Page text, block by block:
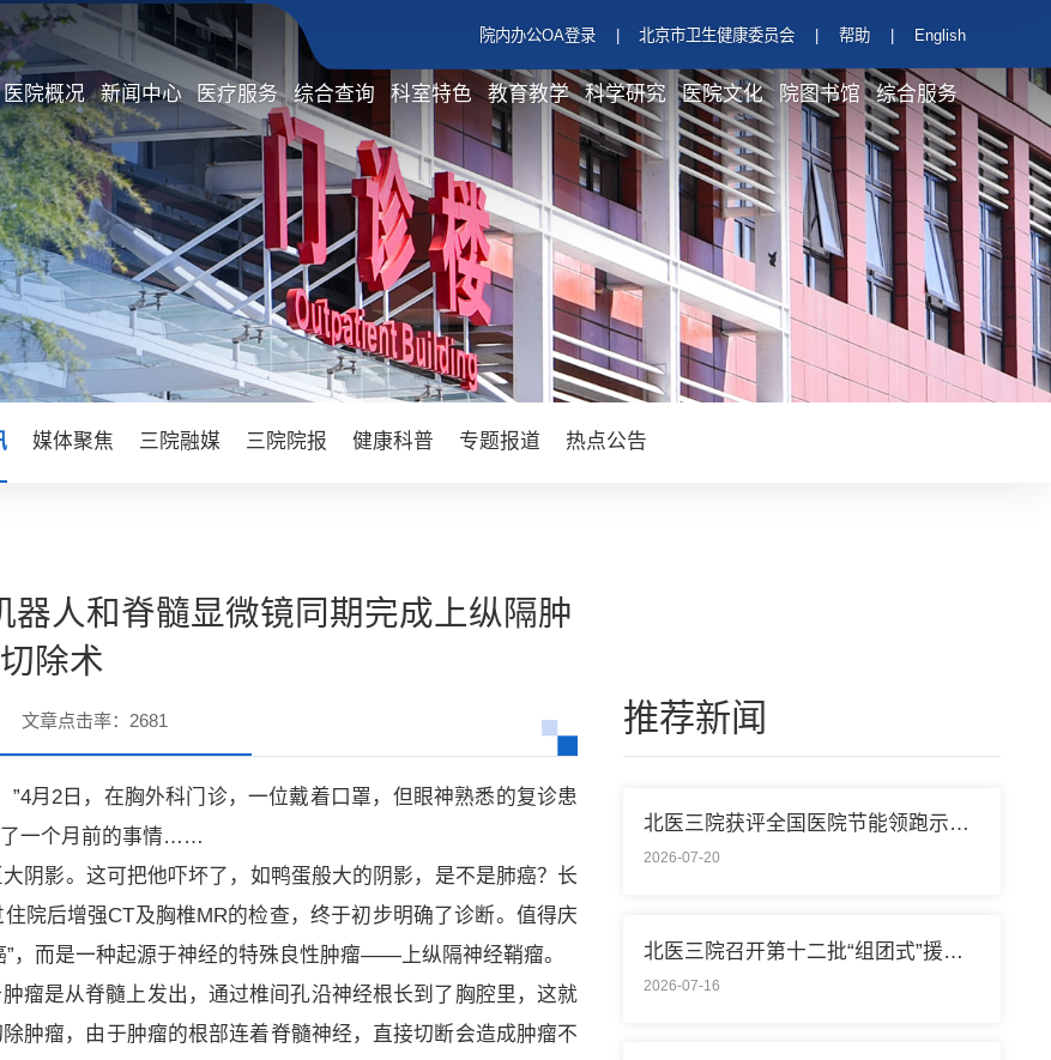
院内办公OA登录 北京市卫生健康委员会 帮助 English
医院概况 新闻中心 医疗服务 综合查询 科室特色 教育教学 科学研究 医院文化 院图书馆 综合服务
媒体聚焦 三院融媒 三院院报 健康科普 专题报道 热点公告
人和脊髓显微镜同期完成上纵隔肿
除术
文章点击率： 2681
月2日，在胸外科门诊，一位戴着口罩，但眼神熟悉的复诊患
了一个月前的事情……
阴影。这可把他吓坏了，如鸭蛋般大的阴影，是不是肺癌？长
院后增强CT及胸椎MR的检查，终于初步明确了诊断。值得庆
，而是一种起源于神经的特殊良性肿瘤——上纵隔神经鞘瘤。
瘤是从脊髓上发出，通过椎间孔沿神经根长到了胸腔里，这就
肿瘤，由于肿瘤的根部连着脊髓神经，直接切断会造成肿瘤不
推荐新闻
北医三院获评全国医院节能领跑示范单位称号
2026-07-20
北医三院召开第十二批“组团式”援藏医疗队欢送会
2026-07-16